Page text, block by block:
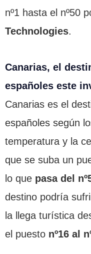
nº1 hasta el nº50
Technologies.
Canarias, el
españoles este
Canarias es el
españoles según
temperatura y la
que se suba un
lo que pasa del
destino podría
la llega turística
el puesto nº16 al